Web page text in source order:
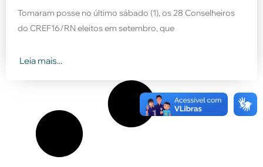
Tomaram posse no último sábado (1), os 28 Conselheiros
do CREF16/RN eleitos em setembro, que
Leia mais...